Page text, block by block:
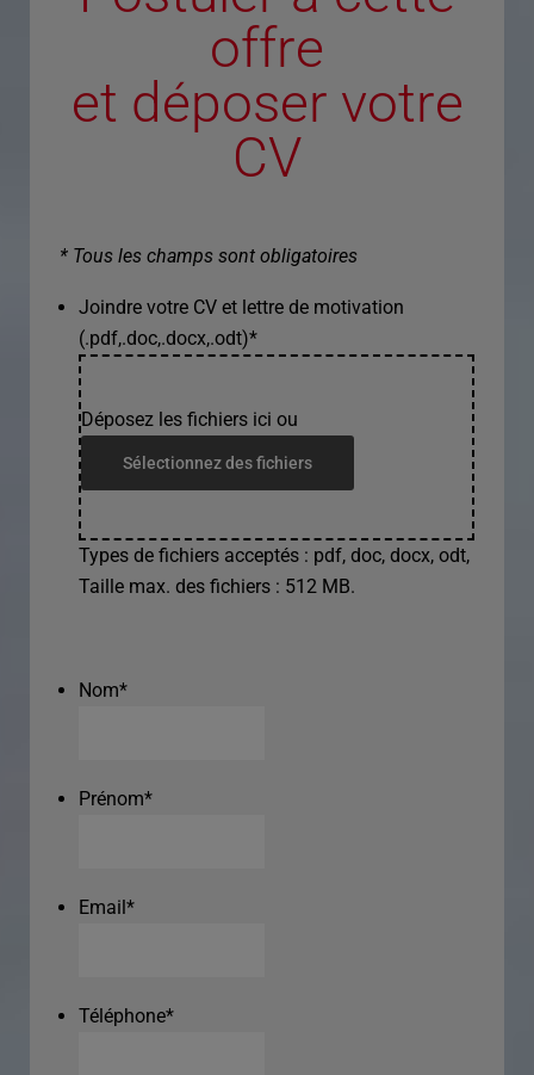
offre
et déposer votre
CV
* Tous les champs sont obligatoires
Joindre votre CV et lettre de motivation
(.pdf,.doc,.docx,.odt)*
Déposez les fichiers ici ou
Sélectionnez des fichiers
Types de fichiers acceptés : pdf, doc, docx, odt,
Taille max. des fichiers : 512 MB.
Nom*
Prénom*
Email*
Téléphone*